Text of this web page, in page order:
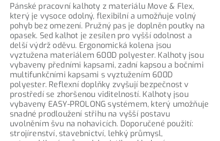
Pánské pracovní kalhoty z materiálu Move & Flex,
který je vysoce odolný, flexibilní a umožňuje volný
pohyb bez omezení. Pružný pas je doplněn poutky na
opasek. Sed kalhot je zesílen pro vyšší odolnost a
delší výdrž oděvu. Ergonomická kolena jsou
vyztužena materiálem 600D polyester. Kalhoty jsou
vybaveny předními kapsami, zadní kapsou a bočními
multifunkčními kapsami s vyztužením 600D
polyester. Reflexní doplňky zvyšují bezpečnost v
prostředí se zhoršenou viditelností. Kalhoty jsou
vybaveny EASY-PROLONG systémem, který umožňuje
snadné prodloužení střihu na vyšší postavu
uvolněním švu na nohavicích. Doporučené použití:
strojírenství, stavebnictví, lehký průmysl,